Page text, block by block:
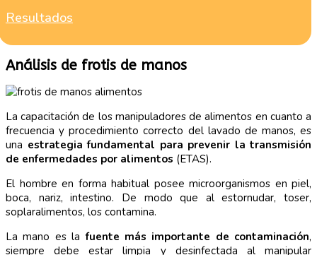
Resultados
Análisis de frotis de manos
La capacitación de los manipuladores de alimentos en cuanto a
frecuencia y procedimiento correcto del lavado de manos, es
una estrategia fundamental para prevenir la transmisión
de enfermedades por alimentos (ETAS).
El hombre en forma habitual posee microorganismos en piel,
boca, nariz, intestino. De modo que al estornudar, toser,
soplaralimentos, los contamina.
La mano es la fuente más importante de contaminación,
siempre debe estar limpia y desinfectada al manipular